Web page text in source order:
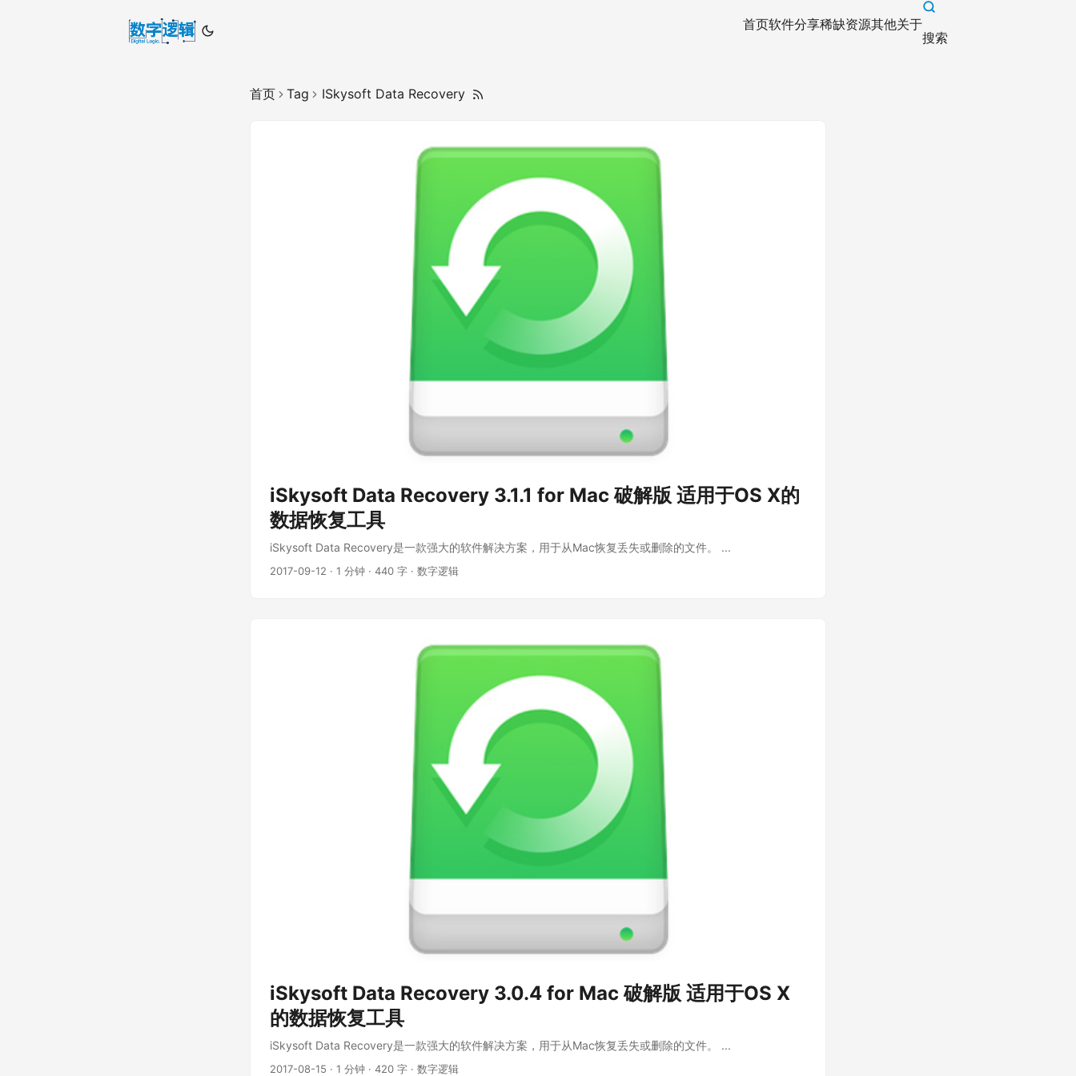
首页软件分享稀缺资源其他关于
搜索
首页 Tag ISkysoft Data Recovery
iSkysoft Data Recovery 3.1.1 for Mac 破解版 适用于OS X的
数据恢复工具
iSkysoft Data Recovery是一款强大的软件解决方案，用于从Mac恢复丢失或删除的文件。 ...
2017-09-12 · 1 分钟 · 440 字 · 数字逻辑
iSkysoft Data Recovery 3.0.4 for Mac 破解版 适用于OS X
的数据恢复工具
iSkysoft Data Recovery是一款强大的软件解决方案，用于从Mac恢复丢失或删除的文件。 ...
2017-08-15 · 1 分钟 · 420 字 · 数字逻辑